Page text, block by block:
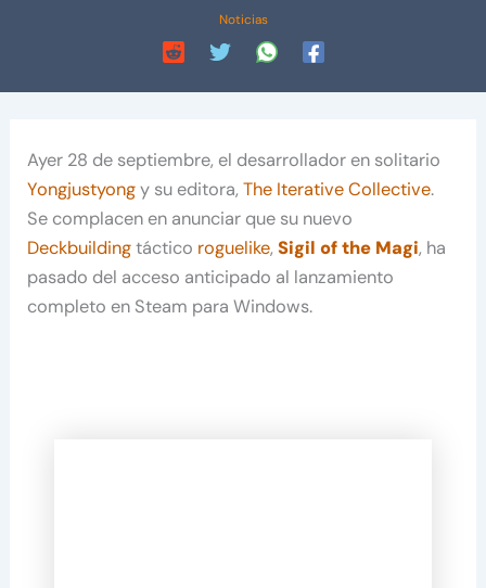
Noticias
Ayer 28 de septiembre, el desarrollador en solitario
Yongjustyongy su editora,The Iterative Collective.
Se complacen en anunciar que su nuevo
Deckbuildingtáctico roguelike,Sigil of the Magi, ha
pasado del acceso anticipado al lanzamiento
completo en Steam para Windows.